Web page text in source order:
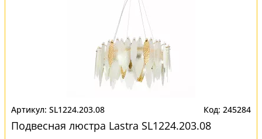
SL1224.203.08 245284
Подвесная люстра Lastra SL1224.203.08